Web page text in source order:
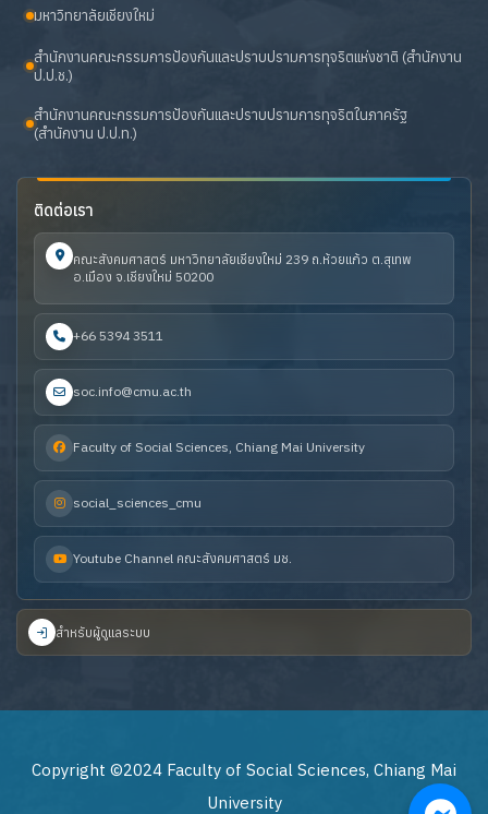
มหาวิทยาลัยเชียงใหม่
สำนักงานคณะกรรมการป้องกันและปราบปรามการทุจริตแห่งชาติ (สำนักงาน
ป.ป.ช.)
สำนักงานคณะกรรมการป้องกันและปราบปรามการทุจริตในภาครัฐ
(สำนักงาน ป.ป.ท.)
ติดต่อเรา
คณะสังคมศาสตร์ มหาวิทยาลัยเชียงใหม่ 239 ถ.ห้วยแก้ว ต.สุเทพ
อ.เมือง จ.เชียงใหม่ 50200
+66 5394 3511
soc.info@cmu.ac.th
Faculty of Social Sciences, Chiang Mai University
social_sciences_cmu
Youtube Channel คณะสังคมศาสตร์ มช.
สำหรับผู้ดูแลระบบ
Copyright ©2024 Faculty of Social Sciences, Chiang Mai
University